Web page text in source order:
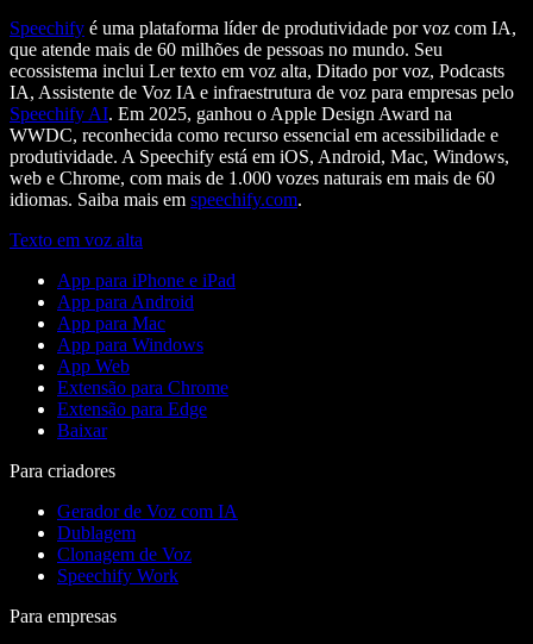
Speechify é uma plataforma líder de produtividade por voz com IA,
que atende mais de 60 milhões de pessoas no mundo. Seu
ecossistema inclui Ler texto em voz alta, Ditado por voz, Podcasts
IA, Assistente de Voz IA e infraestrutura de voz para empresas pelo
Speechify AI. Em 2025, ganhou o Apple Design Award na
WWDC, reconhecida como recurso essencial em acessibilidade e
produtividade. A Speechify está em iOS, Android, Mac, Windows,
web e Chrome, com mais de 1.000 vozes naturais em mais de 60
idiomas. Saiba mais em speechify.com.
Texto em voz alta
App para iPhone e iPad
App para Android
App para Mac
App para Windows
App Web
Extensão para Chrome
Extensão para Edge
Baixar
Para criadores
Gerador de Voz com IA
Dublagem
Clonagem de Voz
Speechify Work
Para empresas